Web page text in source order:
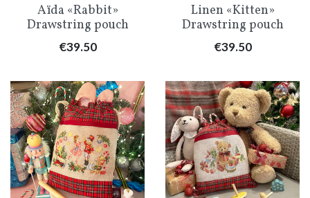
Aïda «Rabbit»
Drawstring pouch
Price
€39.50
Linen «Kitten»
Drawstring pouch
Price
€39.50